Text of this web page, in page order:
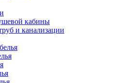
кабины
и канализации